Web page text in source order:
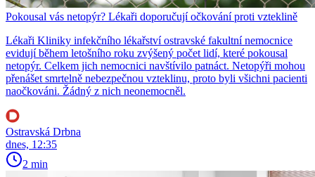
Pokousal vás netopýr? Lékaři doporučují očkování proti vzteklině
Lékaři Kliniky infekčního lékařství ostravské fakultní nemocnice
evidují během letošního roku zvýšený počet lidí, které pokousal
netopýr. Celkem jich nemocnici navštívilo patnáct. Netopýři mohou
přenášet smrtelně nebezpečnou vzteklinu, proto byli všichni pacienti
naočkováni. Žádný z nich neonemocněl.
Ostravská Drbna
dnes, 12:35
2 min